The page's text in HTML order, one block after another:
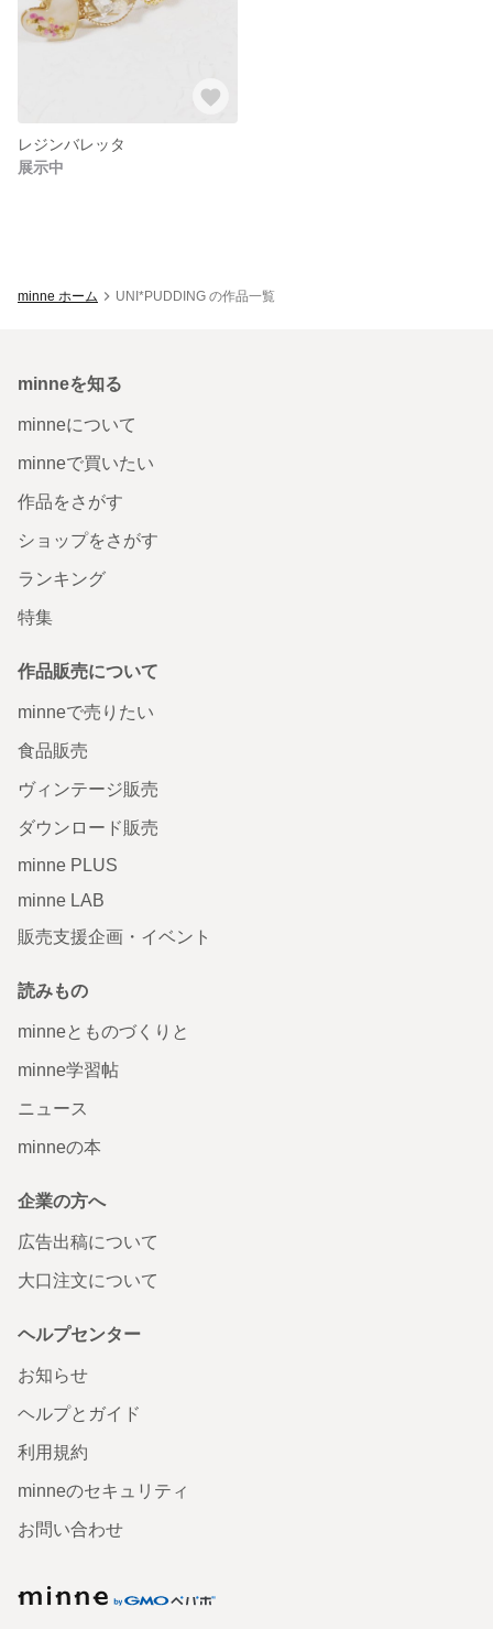
レジンバレッタ
展示中
minne ホーム UNI*PUDDING の作品一覧
minneを知る
minneについて
minneで買いたい
作品をさがす
ショップをさがす
ランキング
特集
作品販売について
minneで売りたい
食品販売
ヴィンテージ販売
ダウンロード販売
minne PLUS
minne LAB
販売支援企画・イベント
読みもの
minneとものづくりと
minne学習帖
ニュース
minneの本
企業の方へ
広告出稿について
大口注文について
ヘルプセンター
お知らせ
ヘルプとガイド
利用規約
minneのセキュリティ
お問い合わせ